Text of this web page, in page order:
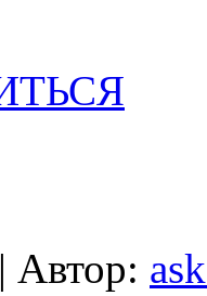
| Автор: